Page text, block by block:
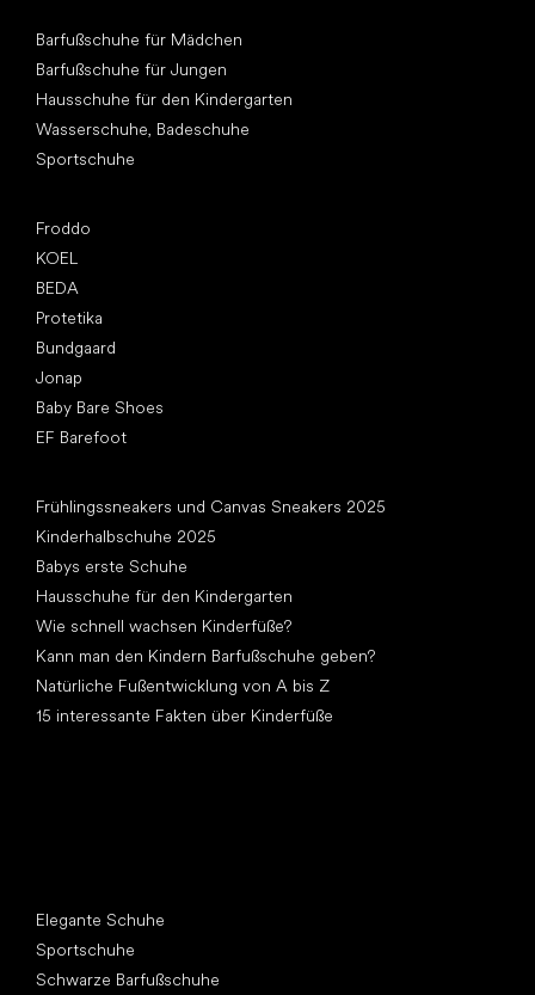
Barfußschuhe für Mädchen
Barfußschuhe für Jungen
Hausschuhe für den Kindergarten
Wasserschuhe, Badeschuhe
Sportschuhe
Froddo
KOEL
BEDA
Protetika
Bundgaard
Jonap
Baby Bare Shoes
EF Barefoot
Frühlingssneakers und Canvas Sneakers 2025
Kinderhalbschuhe 2025
Babys erste Schuhe
Hausschuhe für den Kindergarten
Wie schnell wachsen Kinderfüße?
Kann man den Kindern Barfußschuhe geben?
Natürliche Fußentwicklung von A bis Z
15 interessante Fakten über Kinderfüße
Elegante Schuhe
Sportschuhe
Schwarze Barfußschuhe